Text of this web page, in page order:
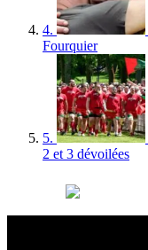
4.
Fourquier
5.
2 et 3 dévoilées